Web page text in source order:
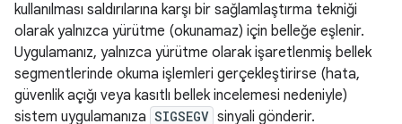
kullanılması saldırılarına karşı bir sağlamlaştırma tekniği
olarak yalnızca yürütme (okunamaz) için belleğe eşlenir.
Uygulamanız, yalnızca yürütme olarak işaretlenmiş bellek
segmentlerinde okuma işlemleri gerçekleştirirse (hata,
güvenlik açığı veya kasıtlı bellek incelemesi nedeniyle)
sistem uygulamanıza SIGSEGV sinyali gönderir.